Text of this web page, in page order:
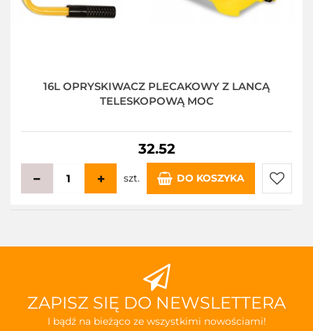
16L OPRYSKIWACZ PLECAKOWY Z LANCĄ
TELESKOPOWĄ MOC
32.52
szt. DO KOSZYKA
Do
ZAPISZ SIĘ DO NEWSLETTERA
I bądź na bieżąco ze wszystkimi nowościami!